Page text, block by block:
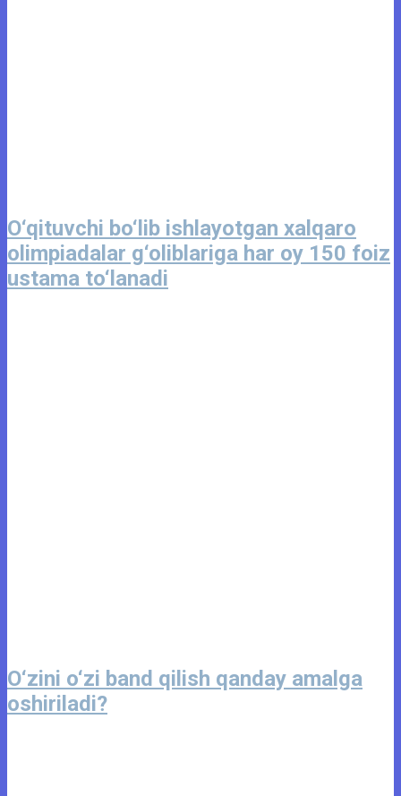
O‘qituvchi bo‘lib ishlayotgan xalqaro
olimpiadalar g‘oliblariga har oy 150 foiz
ustama to‘lanadi
O‘zini o‘zi band qilish qanday amalga
oshiriladi?